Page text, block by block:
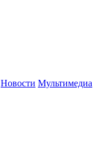
Новости Мультимедиа